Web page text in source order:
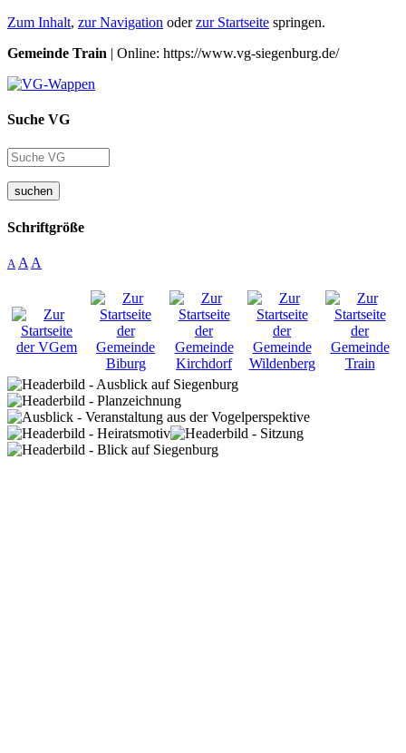
Zum Inhalt, zur Navigation oderzur Startseite springen.
Gemeinde Train | Online: https://www.vg-siegenburg.de/
Suche VG
suchen
Schriftgröße
A A A